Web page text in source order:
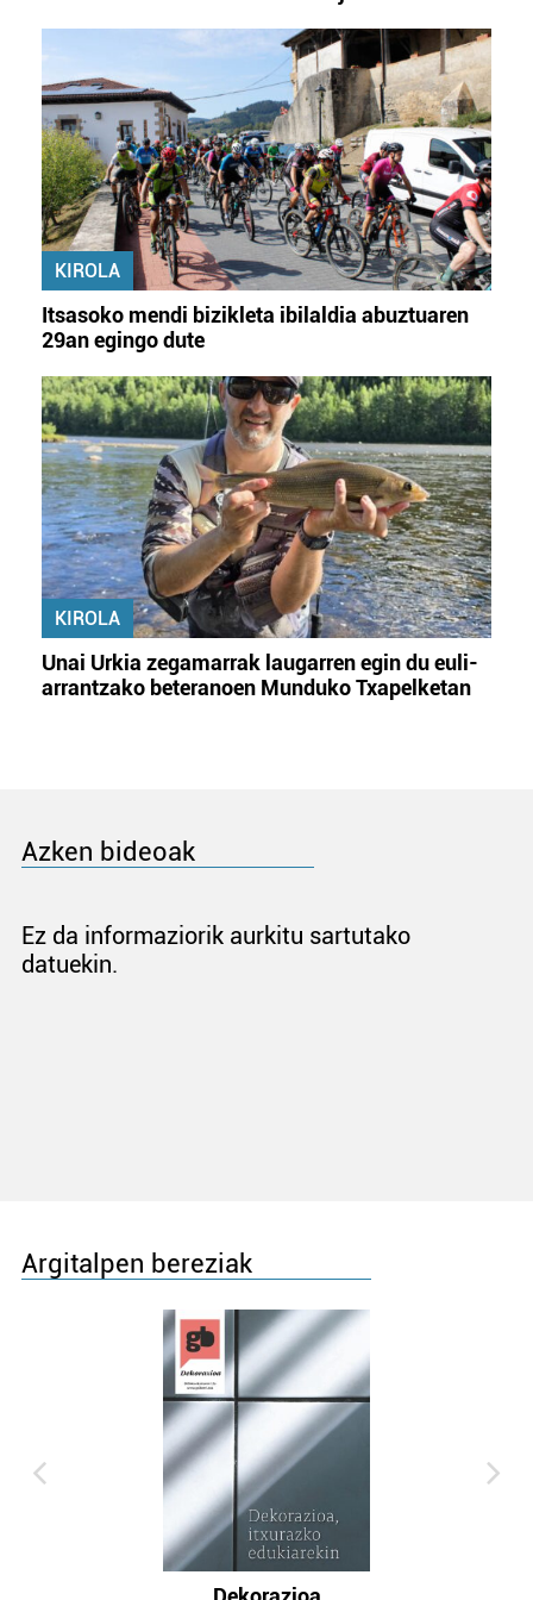
KIROLA
Itsasoko mendi bizikleta ibilaldia abuztuaren
29an egingo dute
KIROLA
Unai Urkia zegamarrak laugarren egin du euli-
arrantzako beteranoen Munduko Txapelketan
Azken bideoak
Ez da informaziorik aurkitu sartutako
datuekin.
Argitalpen bereziak